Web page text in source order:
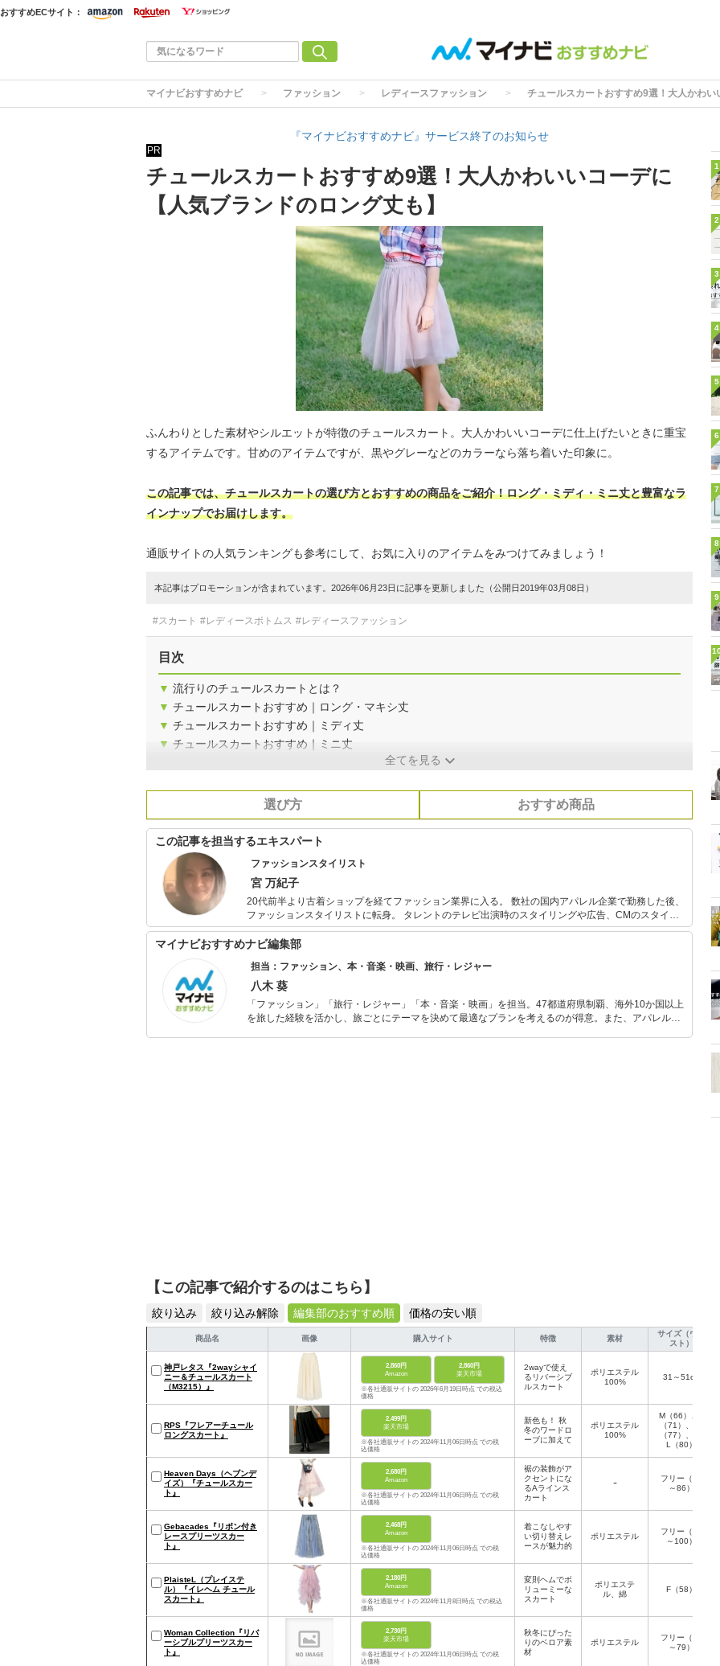
おすすめECサイト：
マイナビおすすめナビ ファッション レディースファッション チュールスカートおすすめ9選！大人かわい
『マイナビおすすめナビ』サービス終了のお知らせ
PR
チュールスカートおすすめ9選！大人かわいいコーデに
【人気ブランドのロング丈も】
ふんわりとした素材やシルエットが特徴のチュールスカート。大人かわいいコーデに仕上げたいときに重宝
するアイテムです。甘めのアイテムですが、黒やグレーなどのカラーなら落ち着いた印象に。
この記事では、チュールスカートの選び方とおすすめの商品をご紹介！ロング・ミディ・ミニ丈と豊富なラ
インナップでお届けします。
通販サイトの人気ランキングも参考にして、お気に入りのアイテムをみつけてみましょう！
本記事はプロモーションが含まれています。2026年06月23日に記事を更新しました（公開日2019年03月08日）
#スカート #レディースボトムス #レディースファッション
目次
▼ 流行りのチュールスカートとは？
▼ チュールスカートおすすめ｜ロング・マキシ丈
▼ チュールスカートおすすめ｜ミディ丈
▼ チュールスカートおすすめ｜ミニ丈
全てを見る
選び方 おすすめ商品
この記事を担当するエキスパート
ファッションスタイリスト
宮 万紀子
20代前半より古着ショップを経てファッション業界に入る。 数社の国内アパレル企業で勤務した後、
ファッションスタイリストに転身。 タレントのテレビ出演時のスタイリングや広告、CMのスタイリ
ングを数多く手掛ける。 現在は商業ファッションスタイリストと一般の方のコーディネートをするパ
ーソナルスタイリストとを兼務している。
マイナビおすすめナビ編集部
担当：ファッション、本・音楽・映画、旅行・レジャー
八木 葵
「ファッション」「旅行・レジャー」「本・音楽・映画」を担当。47都道府県制覇、海外10か国以上
を旅した経験を活かし、旅ごとにテーマを決めて最適なプランを考えるのが得意。また、アパレルシ
【この記事で紹介するのはこちら】
絞り込み 絞り込み解除 編集部のおすすめ順 価格の安い順
商品名 画像 購入サイト 特徴 素材
サイズ（ウエ
スト）
神戸レタス『2wayシャイ
ニー＆チュールスカート
（M3215）』
2,860円
Amazon
2,860円
楽天市場
※各社通販サイトの 2026年6月19日時点 での税込
価格
2wayで使え
るリバーシブ
ルスカート
ポリエステル
100%
31～51cm
RPS『フレアーチュール
ロングスカート』
2,499円
楽天市場
※各社通販サイトの 2024年11月06日時点 での税
込価格
新色も！ 秋
冬のワードロ
ーブに加えて
ポリエステル
100%
M（66）、L
（71）、XL
（77）、2X
L（80）
Heaven Days（ヘブンデ
イズ）『チュールスカー
ト』
2,680円
Amazon
※各社通販サイトの 2024年11月06日時点 での税
込価格
裾の装飾がア
クセントにな
るAラインス
カート
ｰ
フリー（62
～86）
Gebacades『リボン付き
レースプリーツスカー
ト』
2,468円
Amazon
※各社通販サイトの 2024年11月06日時点 での税
込価格
着こなしやす
い切り替えレ
ースが魅力的
ポリエステル
フリー（62
～100）
PlaisteL（プレイステ
ル）『イレヘム チュール
スカート』
2,180円
Amazon
※各社通販サイトの 2024年11月8日時点 での税込
価格
変則ヘムでボ
リューミーな
スカート
ポリエステ
ル、綿
F（58）
Woman Collection『リバ
ーシブルプリーツスカー
ト』
2,730円
楽天市場
※各社通販サイトの 2024年11月06日時点 での税
込価格
秋冬にぴった
りのベロア素
材
ポリエステル
フリー（65
～79）
1
2
3
4
5
6
7
8
9